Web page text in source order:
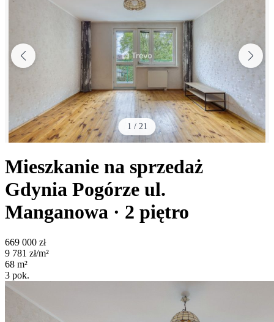
1 / 21
Mieszkanie na sprzedaż
Gdynia Pogórze ul.
Manganowa · 2 piętro
669 000 zł
9 781 zł/m²
68 m²
3 pok.